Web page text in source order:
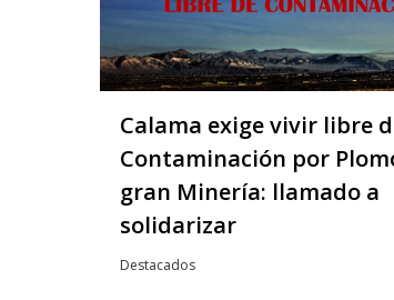
Calama exige vivir libre
Contaminación por
gran Minería: llamado a
solidarizar
Destacados